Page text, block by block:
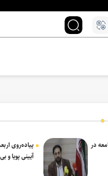
در
پیاده‌روی
آیینی پویا و بی‌کارگردان